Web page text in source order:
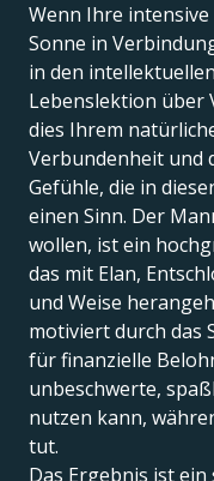
Wenn Ihre
Sonne in
in den
Lebenslektion über
dies Ihrem
Verbundenheit und
Gefühle, die in
einen Sinn. Der
wollen, ist ein
das mit Elan,
und Weise
motiviert durch das
für finanzielle
unbeschwerte,
nutzen kann,
tut.
Das Ergebnis ist ein